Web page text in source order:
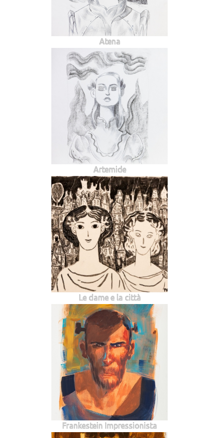
Atena
Artemide
Le dame e la città
Frankestein Impressionista